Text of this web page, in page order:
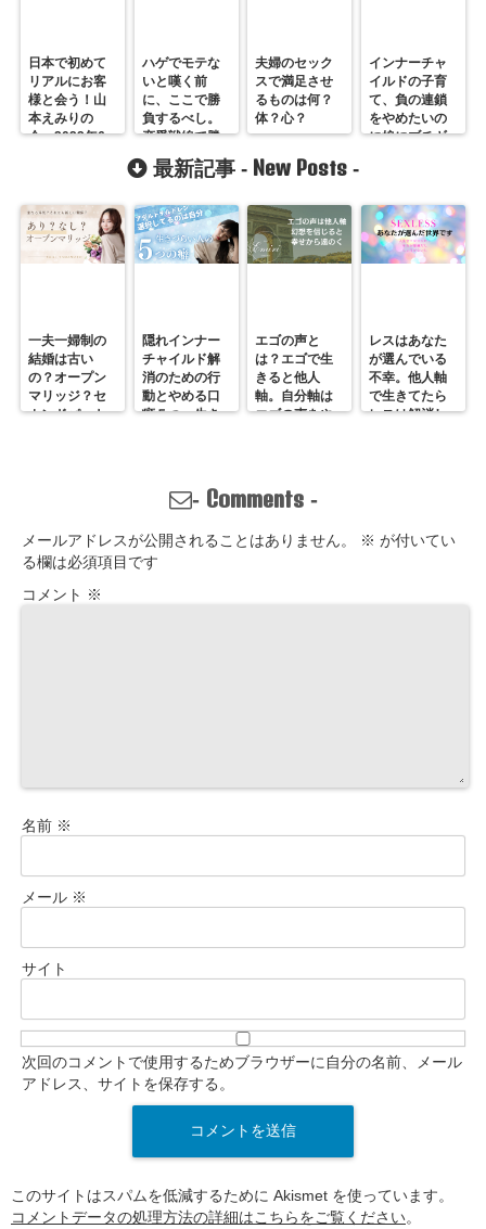
日本で初めて
リアルにお客
様と会う！山
本えみりの
会・2022年6
書いた
ハゲでモテな
いと嘆く前
に、ここで勝
負するべし。
恋愛戦線で勝
つ方法
夫婦のセック
スで満足させ
るものは何？
体？心？
インナーチャ
イルドの子育
て、負の連鎖
をやめたいの
に娘にブチギ
最新記事 - New Posts -
一夫一婦制の
結婚は古い
の？オープン
マリッジ？セ
カンドパート
隠れインナー
チャイルド解
消のための行
動とやめる口
癖５つ。生き
関係改善方法
はここにある
エゴの声と
は？エゴで生
きると他人
軸。自分軸は
エゴの声をや
レスはあなた
が選んでいる
不幸。他人軸
で生きてたら
レスは解消し
- Comments-
メールアドレスが公開されることはありません。 ※ が付いてい
る欄は必須項目です
コメント ※
名前 ※
メール ※
サイト
次回のコメントで使用するためブラウザーに自分の名前、メール
アドレス、サイトを保存する。
このサイトはスパムを低減するために Akismet を使っています。
コメントデータの処理方法の詳細はこちらをご覧ください。